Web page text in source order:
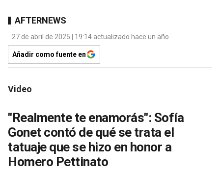
AFTERNEWS
27 de abril de 2025 | 19:14 actualizado hace un año
Añadir como fuente en
Video
"Realmente te enamorás": Sofía
Gonet contó de qué se trata el
tatuaje que se hizo en honor a
Homero Pettinato